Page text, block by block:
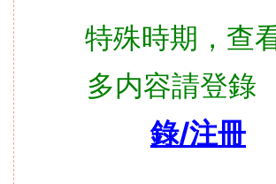
特殊時期，查
多内容請登錄
錄/注冊